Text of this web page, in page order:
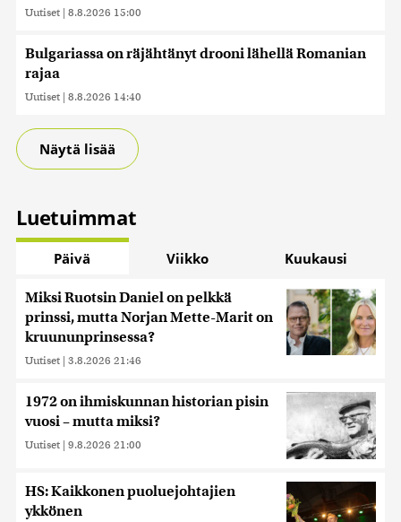
Uutiset | 8.8.2026 15:00
Bulgariassa on räjähtänyt drooni lähellä Romanian
rajaa
Uutiset | 8.8.2026 14:40
Näytä lisää
Luetuimmat
Päivä Viikko Kuukausi
Miksi Ruotsin Daniel on pelkkä
prinssi, mutta Norjan Mette-Marit on
kruununprinsessa?
Uutiset | 3.8.2026 21:46
1972 on ihmiskunnan historian pisin
vuosi – mutta miksi?
Uutiset | 9.8.2026 21:00
HS: Kaikkonen puoluejohtajien
ykkönen